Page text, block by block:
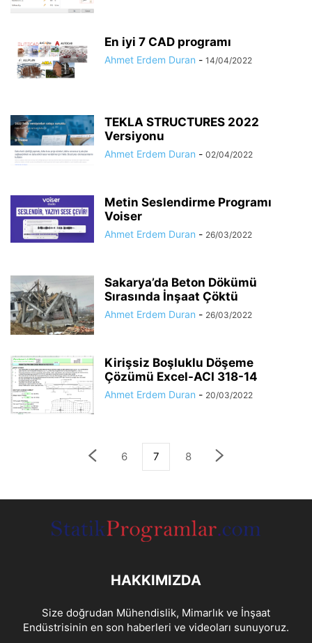
En iyi 7 CAD programı
Ahmet Erdem Duran - 14/04/2022
TEKLA STRUCTURES 2022
Versiyonu
Ahmet Erdem Duran - 02/04/2022
Metin Seslendirme Programı
Voiser
Ahmet Erdem Duran - 26/03/2022
Sakarya’da Beton Dökümü
Sırasında İnşaat Çöktü
Ahmet Erdem Duran - 26/03/2022
Kirişsiz Boşluklu Döşeme
Çözümü Excel-ACI 318-14
Ahmet Erdem Duran - 20/03/2022
6 7 8
HAKKIMIZDA
Size doğrudan Mühendislik, Mimarlık ve İnşaat
Endüstrisinin en son haberleri ve videoları sunuyoruz.